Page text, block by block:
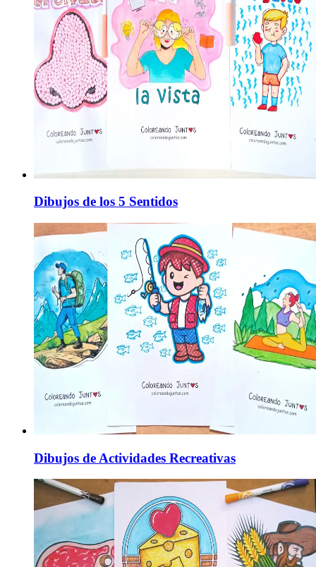
Dibujos de los 5 Sentidos
Dibujos de Actividades Recreativas